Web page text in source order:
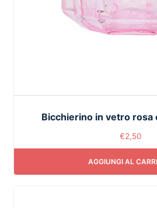
Bicchierino in vetro rosa
€2,50
AGGIUNGI AL